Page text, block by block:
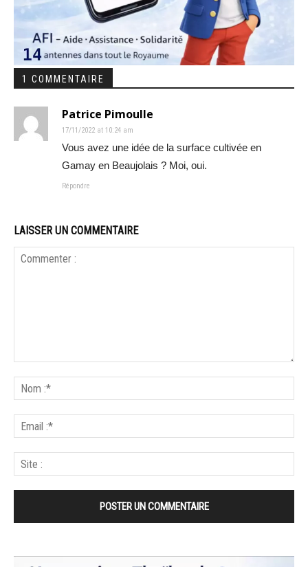
1 COMMENTAIRE
Patrice Pimoulle
17/11/2022 at 10:24 am
Vous avez une idée de la surface cultivée en
Gamay en Beaujolais ? Moi, oui.
Répondre
LAISSER UN COMMENTAIRE